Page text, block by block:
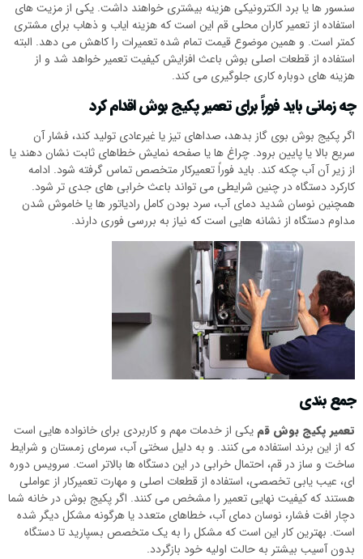
سنسور ها یا برد الکترونیکی هزینه بیشتری خواهند داشت. یکی از مزیت های
استفاده از تعمیر کاران محلی قم این است که هزینه ایاب و ذهاب برای مشتری
کمتر است. و همین موضوع قیمت تمام شده تعمیرات را کاهش می دهد. البته
استفاده از قطعات اصلی بوش باعث افزایش کیفیت تعمیر خواهد شد و از
هزینه های دوباره کاری جلوگیری می کند.
چه زمانی باید فوراً برای تعمیر پکیج بوش اقدام کرد
اگر پکیج بوش بوی گاز بدهد، صداهای تیز یا غیرعادی تولید کند، فشار آن
سریع بالا یا پایین برود. چراغ ها یا صفحه نمایش خطاهای ثابت نشان دهند یا
از زیر آن آب چکه کند. باید فوراً تعمیرکار متخصص تماس گرفته شود. ادامه
کارکرد دستگاه در چنین شرایطی می تواند باعث خرابی های جدی تر شود.
همچنین نوسان شدید دمای آب، سرد بودن کامل رادیاتور ها یا خاموش شدن
مداوم دستگاه از نشانه هایی است که نیاز به بررسی فوری دارند.
جمع بندی
تعمیر پکیج بوش قم یکی از خدمات مهم و کاربردی برای خانواده هایی است
که از این برند استفاده می کنند. و به دلیل سختی آب، سرمای زمستان و شرایط
ساخت و ساز در قم، احتمال خرابی در این دستگاه ها بالاتر است. سرویس دوره
ای، عیب یابی تخصصی، استفاده از قطعات اصلی و مهارت تعمیرکار از عواملی
هستند که کیفیت نهایی تعمیر را مشخص می کنند. اگر پکیج بوش در خانه شما
دچار افت فشار، نوسان دمای آب، خطاهای متعدد یا هرگونه مشکل دیگر شده
است. بهترین کار این است که مشکل را به یک متخصص بسپارید تا دستگاه
بدون آسیب بیشتر به حالت اولیه خود بازگردد.